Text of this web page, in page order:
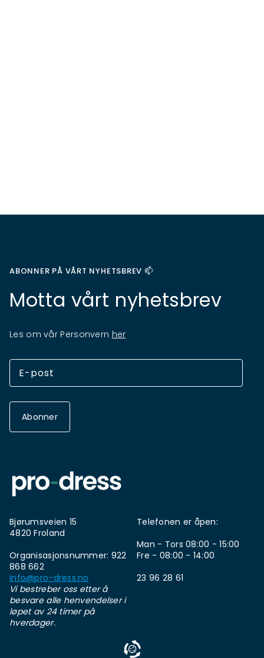
ABONNER PÅ VÅRT NYHETSBREV 📫
Motta vårt nyhetsbrev
Les om vår Personvern her
Abonner
Bjørumsveien 15
4820 Froland
Organisasjonsnummer: 922
868 662
info@pro-dress.no
Vi bestreber oss etter å
besvare alle henvendelser i
løpet av 24 timer på
hverdager.
Telefonen er åpen:
Man - Tors 08:00 - 15:00
Fre - 08:00 - 14:00
23 96 28 61